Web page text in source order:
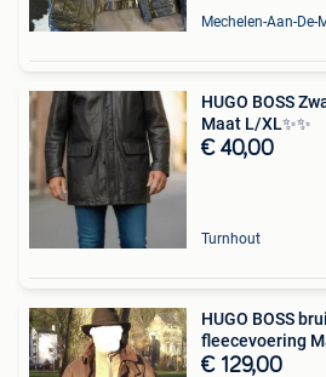
Mechelen-Aan-De-
HUGO BOSS
Maat L/XL✨️✨️
€ 40,00
Turnhout
HUGO BOSS
fleecevoering
€ 129,00